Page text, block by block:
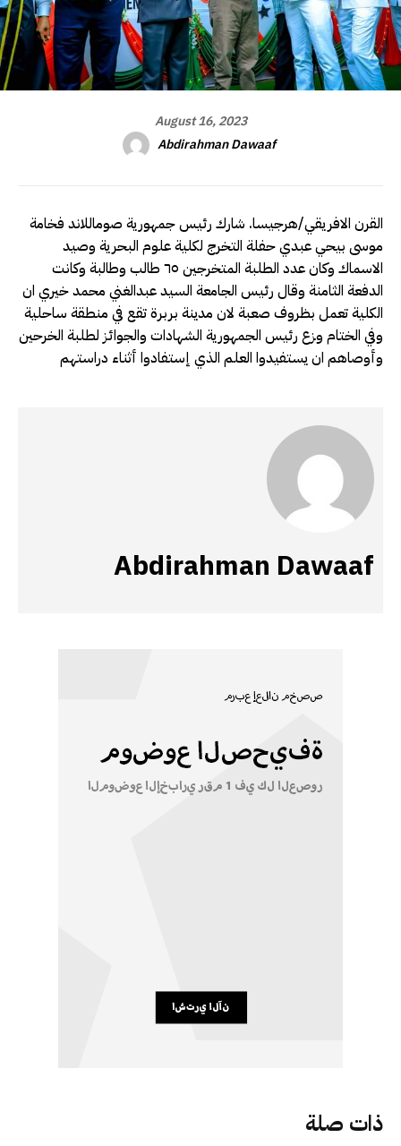
ذات صلة
August 16, 2023
Abdirahman Dawaaf
القرن الافريقي/هرجيسا. شارك رئيس جمهورية صوماللاند فخامة
موسى بيحي عبدي حفلة التخرج لكلية علوم البحرية وصيد
الاسماك وكان عدد الطلبة المتخرجين ٦٥ طالب وطالبة وكانت
الدفعة الثامنة وقال رئيس الجامعة السيد عبدالغني محمد خيري ان
الكلية تعمل بظروف صعبة لان مدينة بربرة تقع في منطقة ساحلية
وفي الختام وزع رئيس الجمهورية الشهادات والجوائز لطلبة الخرحين
وأوصاهم ان يستفيدوا العلم الذي إستفادوا أثناء دراستهم
Abdirahman Dawaaf